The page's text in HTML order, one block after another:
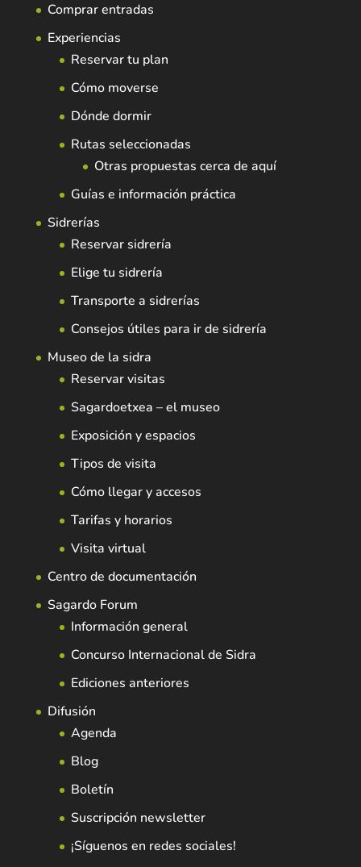
Comprar entradas
Experiencias
Reservar tu plan
Cómo moverse
Dónde dormir
Rutas seleccionadas
Otras propuestas cerca de aquí
Guías e información práctica
Sidrerías
Reservar sidrería
Elige tu sidrería
Transporte a sidrerías
Consejos útiles para ir de sidrería
Museo de la sidra
Reservar visitas
Sagardoetxea – el museo
Exposición y espacios
Tipos de visita
Cómo llegar y accesos
Tarifas y horarios
Visita virtual
Centro de documentación
Sagardo Forum
Información general
Concurso Internacional de Sidra
Ediciones anteriores
Difusión
Agenda
Blog
Boletín
Suscripción newsletter
¡Síguenos en redes sociales!